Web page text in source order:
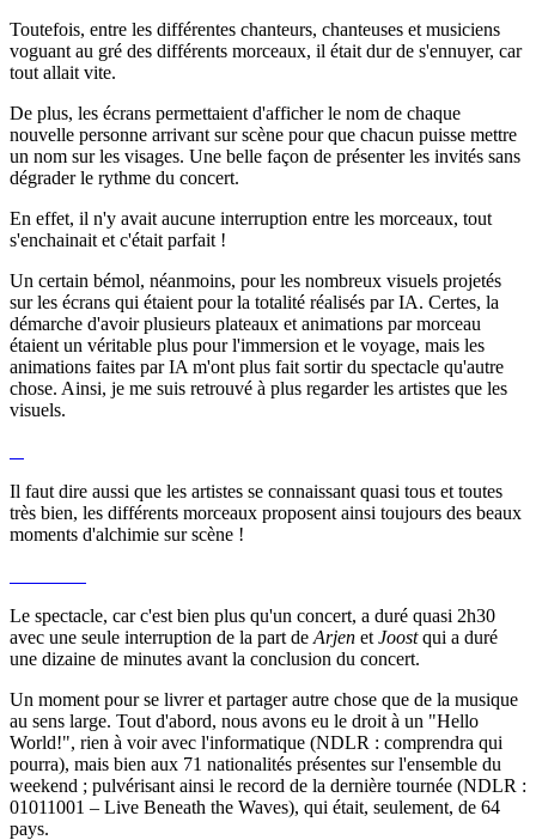
Toutefois, entre les différentes chanteurs, chanteuses et musiciens
voguant au gré des différents morceaux, il était dur de s'ennuyer, car
tout allait vite.
De plus, les écrans permettaient d'afficher le nom de chaque
nouvelle personne arrivant sur scène pour que chacun puisse mettre
un nom sur les visages. Une belle façon de présenter les invités sans
dégrader le rythme du concert.
En effet, il n'y avait aucune interruption entre les morceaux, tout
s'enchainait et c'était parfait !
Un certain bémol, néanmoins, pour les nombreux visuels projetés
sur les écrans qui étaient pour la totalité réalisés par IA. Certes, la
démarche d'avoir plusieurs plateaux et animations par morceau
étaient un véritable plus pour l'immersion et le voyage, mais les
animations faites par IA m'ont plus fait sortir du spectacle qu'autre
chose. Ainsi, je me suis retrouvé à plus regarder les artistes que les
visuels.
Il faut dire aussi que les artistes se connaissant quasi tous et toutes
très bien, les différents morceaux proposent ainsi toujours des beaux
moments d'alchimie sur scène !
Le spectacle, car c'est bien plus qu'un concert, a duré quasi 2h30
avec une seule interruption de la part de Arjen et Joostqui a duré
une dizaine de minutes avant la conclusion du concert.
Un moment pour se livrer et partager autre chose que de la musique
au sens large. Tout d'abord, nous avons eu le droit à un "Hello
World!", rien à voir avec l'informatique (NDLR : comprendra qui
pourra), mais bien aux 71 nationalités présentes sur l'ensemble du
weekend ; pulvérisant ainsi le record de la dernière tournée (NDLR :
01011001 – Live Beneath the Waves), qui était, seulement, de 64
pays.